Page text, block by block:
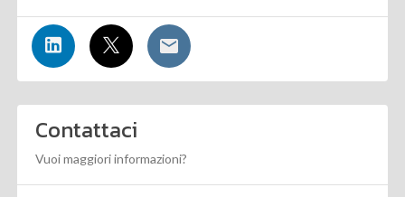
Contattaci
Vuoi maggiori informazioni?